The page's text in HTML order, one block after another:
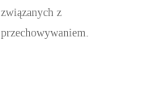
związanych z
przechowywaniem.